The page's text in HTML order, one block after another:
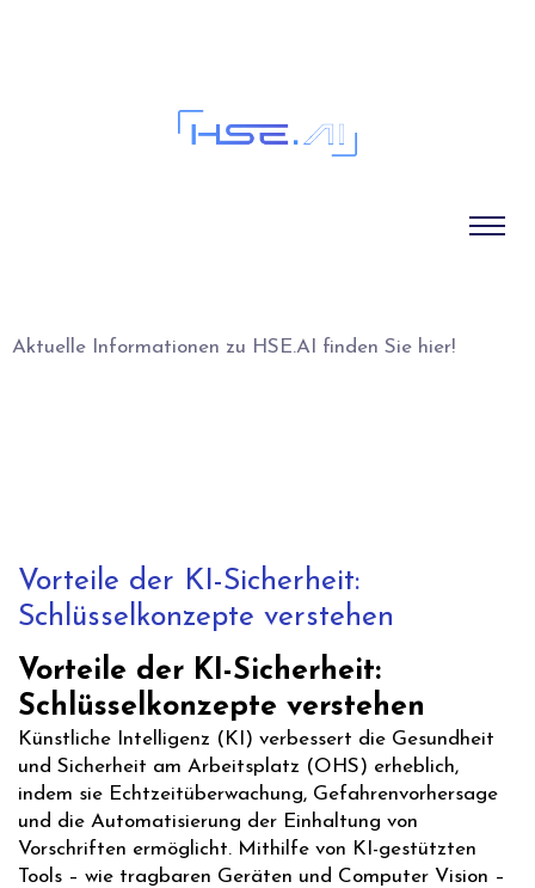
Aktuelle Informationen zu HSE.AI finden Sie hier!
Vorteile der KI-Sicherheit:
Schlüsselkonzepte verstehen
Vorteile der KI-Sicherheit:
Schlüsselkonzepte verstehen
Künstliche Intelligenz (KI) verbessert die Gesundheit
und Sicherheit am Arbeitsplatz (OHS) erheblich,
indem sie Echtzeitüberwachung, Gefahrenvorhersage
und die Automatisierung der Einhaltung von
Vorschriften ermöglicht. Mithilfe von KI-gestützten
Tools – wie tragbaren Geräten und Computer Vision –